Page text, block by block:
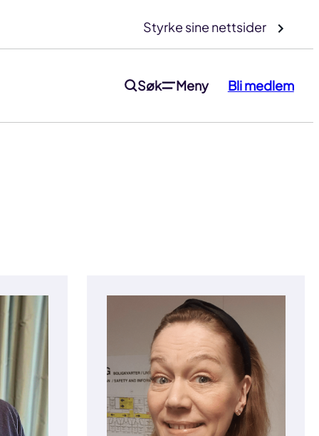
Styrke sine nettsider
Søk Meny Bli medlem